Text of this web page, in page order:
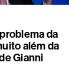
da
além da
Gianni